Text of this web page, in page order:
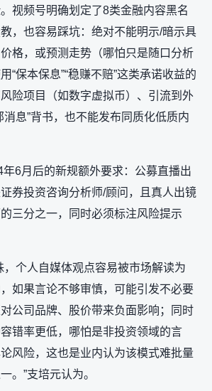
视频号明确划定了8类金融内容黑名
，也容易踩坑：绝对不能‌明示/暗示具
格，或预测走势‌（哪怕只是随口分析
“保本保息”“稳赚不赔”这类承诺收益的
险项目（如数字虚拟币）、引流到外
消息”背书，也不能发布同质化低质内
6月后的新规额外要求：公募直播出
券投资咨询分析师/顾问，且真人出镜
三分之一，同时必须标注风险提示
，个人自媒体观点容易被市场解读为
如果言论不够审慎，可能引发不必要
公司品牌、股价带来负面影响；同时
错率更低，哪怕是非投资领域的言
风险，这也是业内认为该模式难批量
。”支培元认为。